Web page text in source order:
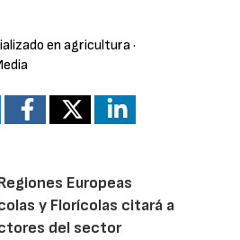
en agricultura·
Europeas
y Florícolas citará a
del sector